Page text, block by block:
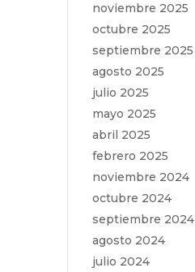
noviembre 2025
octubre 2025
septiembre 2025
agosto 2025
julio 2025
mayo 2025
abril 2025
febrero 2025
noviembre 2024
octubre 2024
septiembre 2024
agosto 2024
julio 2024